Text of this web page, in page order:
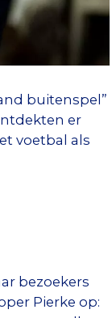
buitenspel”
er
voetbal als
bezoekers
Pierke op: